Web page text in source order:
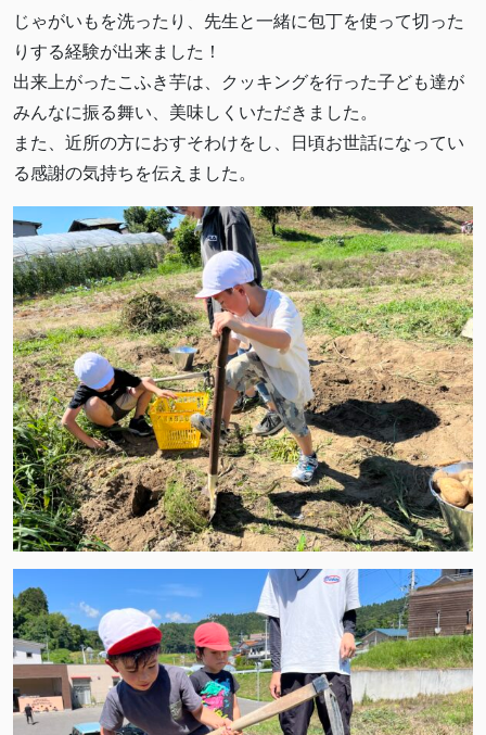
じゃがいもを洗ったり、先生と一緒に包丁を使って切った
りする経験が出来ました！
出来上がったこふき芋は、クッキングを行った子ども達が
みんなに振る舞い、美味しくいただきました。
また、近所の方におすそわけをし、日頃お世話になってい
る感謝の気持ちを伝えました。